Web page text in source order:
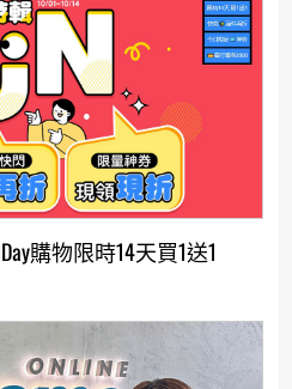
購物限時14天買1送1